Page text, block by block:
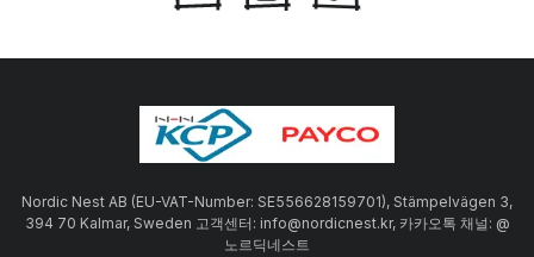
Nordic Nest AB (EU-VAT-Number: SE556628159701), Stämpelvägen 3,
394 70 Kalmar, Sweden 고객센터: info@nordicnest.kr, 카카오톡 채널: @
노르딕네스트